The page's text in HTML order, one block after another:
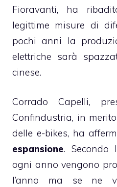
Fioravanti, ha
legittime misure di
pochi anni la
elettriche sarà
cinese.
Corrado Capelli,
Confindustria, in
delle e-bikes, ha
espansione. Secondo
ogni anno vengono
l’anno ma se ne